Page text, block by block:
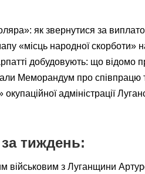
як звернутися за
«місць народної скорботи»
добудовують: що відомо
Меморандум про співпрацю
адміністрації
тиждень:
військовим з Луганщини